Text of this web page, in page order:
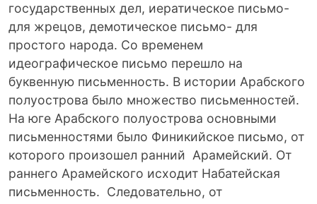
государственных дел, иератическое письмо-
для жрецов, демотическое письмо- для
простого народа. Со временем
идеографическое письмо перешло на
буквенную письменность. В истории Арабского
полуострова было множество письменностей.
На юге Арабского полуострова основными
письменностями было Финикийское письмо, от
которого произошел ранний Арамейский. От
раннего Арамейского исходит Набатейская
письменность. Следовательно, от